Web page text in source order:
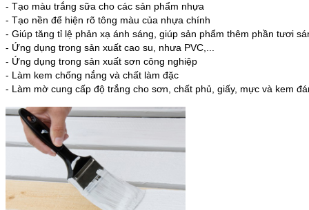
- Tạo màu trắng sữa cho các sản phẩm nhựa
- Tạo nền để hiện rõ tông màu của nhựa chính
- Giúp tăng tỉ lệ phản xạ ánh sáng, giúp sản phẩm thêm phần tươi
- Ứng dụng trong sản xuất cao su, nhưa PVC,...
- Ứng dụng trong sản xuất sơn công nghiệp
- Làm kem chống nắng và chất làm đặc
- Làm mờ cung cấp độ trắng cho sơn, chất phủ, giấy, mực và kem